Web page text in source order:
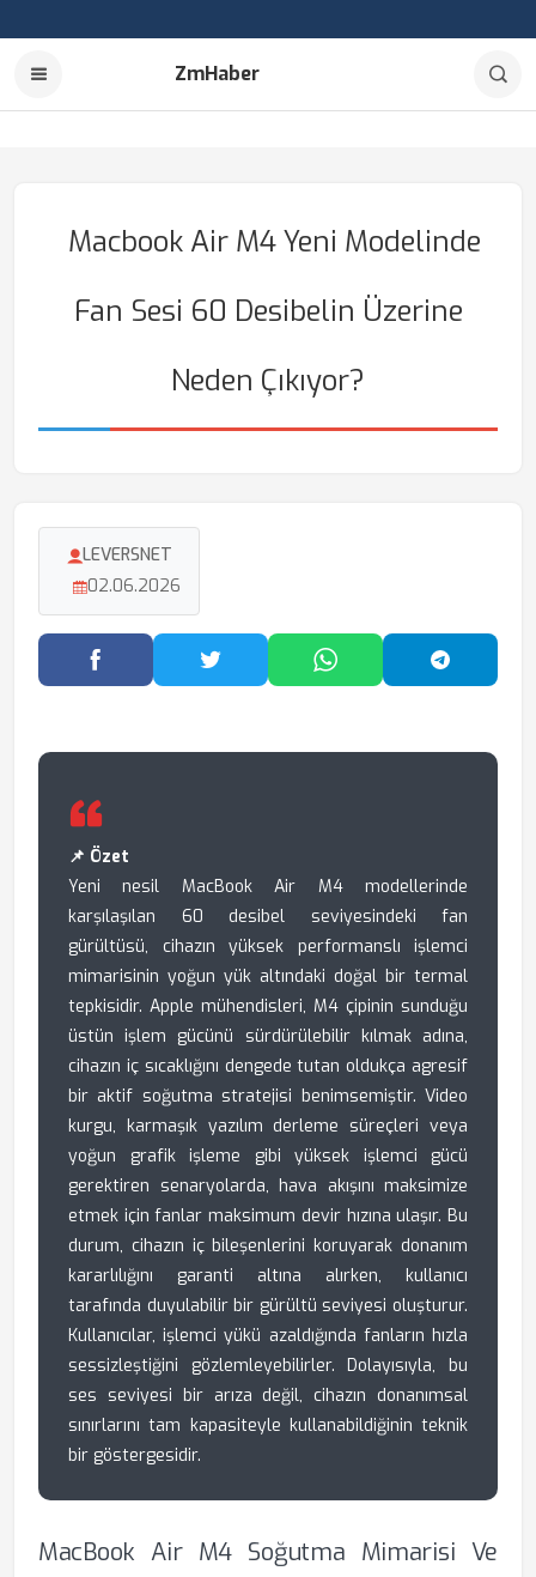
ZmHaber
Macbook Air M4 Yeni Modelinde
Fan Sesi 60 Desibelin Üzerine
Neden Çıkıyor?
LEVERSNET
02.06.2026
Facebook'ta PaylaşTwitter'da PaylaşWhatsApp'ta Paylaş
📌 Özet
Yeni nesil MacBook Air M4 modellerinde
karşılaşılan 60 desibel seviyesindeki fan
gürültüsü, cihazın yüksek performanslı işlemci
mimarisinin yoğun yük altındaki doğal bir termal
tepkisidir. Apple mühendisleri, M4 çipinin sunduğu
üstün işlem gücünü sürdürülebilir kılmak adına,
cihazın iç sıcaklığını dengede tutan oldukça agresif
bir aktif soğutma stratejisi benimsemiştir. Video
kurgu, karmaşık yazılım derleme süreçleri veya
yoğun grafik işleme gibi yüksek işlemci gücü
gerektiren senaryolarda, hava akışını maksimize
etmek için fanlar maksimum devir hızına ulaşır. Bu
durum, cihazın iç bileşenlerini koruyarak donanım
kararlılığını garanti altına alırken, kullanıcı
tarafında duyulabilir bir gürültü seviyesi oluşturur.
Kullanıcılar, işlemci yükü azaldığında fanların hızla
sessizleştiğini gözlemleyebilirler. Dolayısıyla, bu
ses seviyesi bir arıza değil, cihazın donanımsal
sınırlarını tam kapasiteyle kullanabildiğinin teknik
bir göstergesidir.
MacBook Air M4 Soğutma Mimarisi Ve